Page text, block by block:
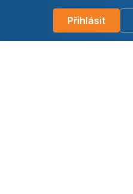
Přihlásit